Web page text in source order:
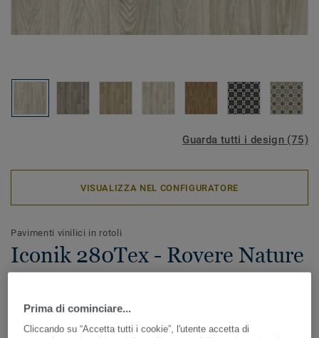
Guarda tutti i design (75)
VISUALIZZA NEL CONFIGURATORE
Pavimenti vinilici in rotoli
Iconik 280Tex - Rovere Nature
LIGHT BROWN
ICONIK 280Tex è il pavimento vinilico in rotoli ideale in
caso di lavori di ristrutturazione. Lo speciale supporto
Prima di cominciare...
Cliccando su “Accetta tutti i cookie”, l'utente accetta di